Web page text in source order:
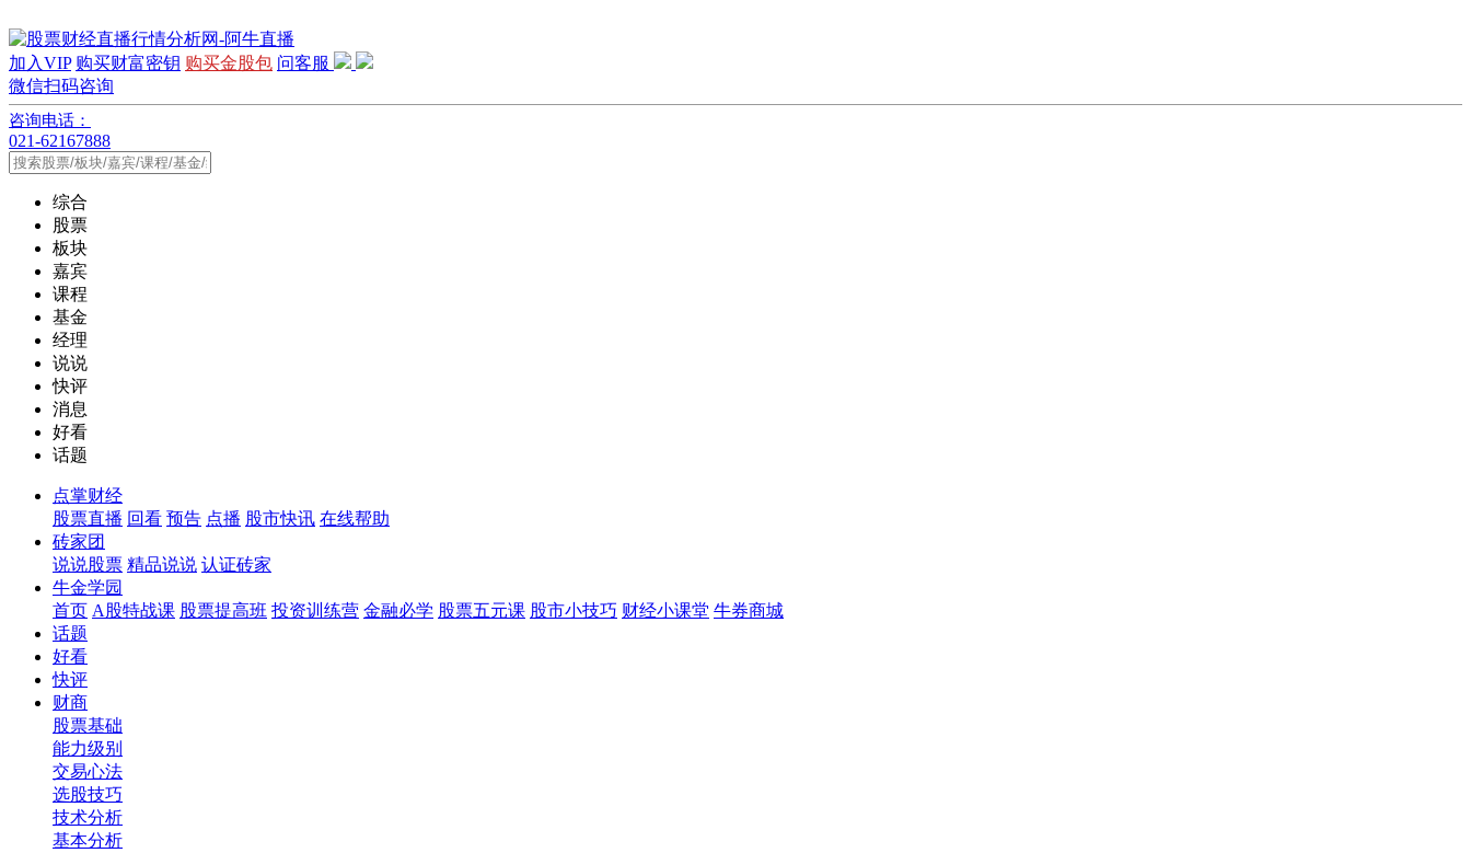
加入VIP 购买财富密钥 购买金股包 问客服
微信扫码咨询
咨询电话：
021-62167888
综合
股票
板块
嘉宾
课程
基金
经理
说说
快评
消息
好看
话题
点掌财经
股票直播 回看 预告 点播 股市快讯 在线帮助
砖家团
说说股票 精品说说 认证砖家
牛金学园
首页 A股特战课 股票提高班 投资训练营 金融必学 股票五元课 股市小技巧 财经小课堂 牛券商城
话题
好看
快评
财商
股票基础
能力级别
交易心法
选股技巧
技术分析
基本分析